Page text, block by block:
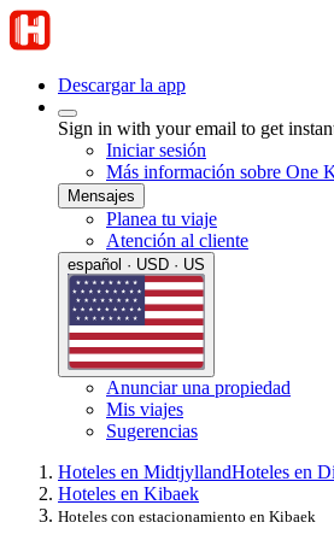
Descargar la app
Sign in with your email to get
Iniciar sesión
Más información sobre One
Mensajes
Planea tu viaje
Atención al cliente
español · USD · US
Anunciar una propiedad
Mis viajes
Sugerencias
Hoteles en MidtjyllandHoteles en
Hoteles en Kibaek
Hoteles con estacionamiento en Kibaek